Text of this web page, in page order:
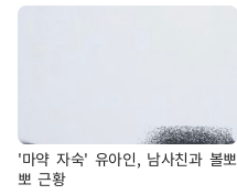
'마약 자숙' 유아인, 남사친과 볼뽀
뽀 근황